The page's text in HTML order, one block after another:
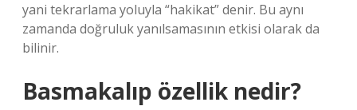
yani tekrarlama yoluyla “hakikat” denir. Bu aynı
zamanda doğruluk yanılsamasının etkisi olarak da
bilinir.
Basmakalıp özellik nedir?